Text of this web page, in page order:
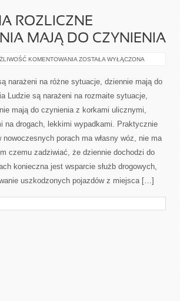
ROZLICZNE
MAJĄ DO CZYNIENIA
KOMENTOWANIA LUDZIE
NA
ROZLICZNE
KAŻDEGO
MAJĄ
CZYNIENIA
ZOSTAŁA WYŁĄCZONA
narażeni na różne sytuacje, dziennie mają do
Ludzie są narażeni na rozmaite sytuacje,
mają do czynienia z korkami ulicznymi,
na drogach, lekkimi wypadkami. Praktycznie
nowoczesnych porach ma własny wóz, nie ma
czemu zadziwiać, że dziennie dochodzi do
konieczna jest wsparcie służb drogowych,
uszkodzonych pojazdów z miejsca […]